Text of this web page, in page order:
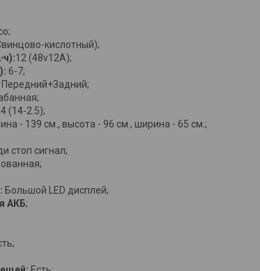
кислотный);
12 (48v12A);
6-7;
(14-2.5);
- 139 см., высота - 96 см., ширина - 65 см.;
стоп сигнал;
Большой LED дисплей;
АКБ;